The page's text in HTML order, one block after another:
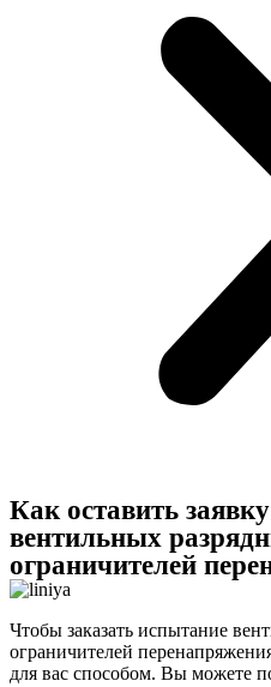
Как оставить
вентильных
ограничителей
Чтобы заказать испытание
ограничителей
для вас способом. Вы можете